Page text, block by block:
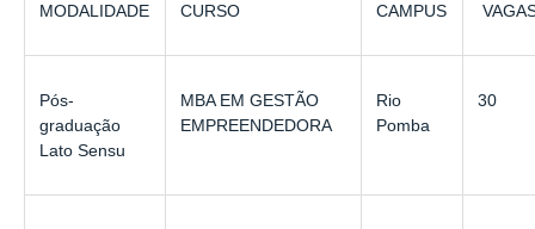
MODALIDADE CURSO CAMPUS
Pós-
graduação
Lato Sensu
MBA EM GESTÃO
EMPREENDEDORA
Rio
Pomba
30